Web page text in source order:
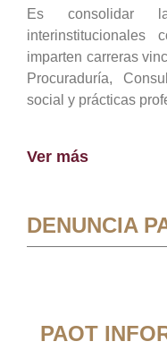
Es consolidar
imparten carreras
Procuraduría,
social y prácticas
Ver más
DENUNCIA
PAOT